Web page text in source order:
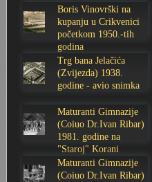
Stoljetna poplava
Tvornica
Boksački klub Velebit
Bijelo dugme
Banija - poplava 4.
Autobusna stanica
Auto cross
Mala scena 1987.
Mala scena
Marina Perazić,
Maturanti
Motocross
Zavjet Petra
Škola plivanja
Mimohod 23.
Ekonomska škola
Dubravko
Crkva Sv.
Frizerski salon
Gimnazijska i
INKASATOR
Karlovački
Obitelj Klemenčić
godine
Boris Vinovrški na
kupanju u Crikvenici
početkom 1950.-tih
godina
Trg bana Jelačića
(Zvijezda) 1938.
godine - avio snimka
Maturanti Gimnazije
(Coiuo Dr.Ivan Ribar)
1981. godine na
"Staroj" Korani
Maturanti Gimnazije
(Coiuo Dr.Ivan Ribar)